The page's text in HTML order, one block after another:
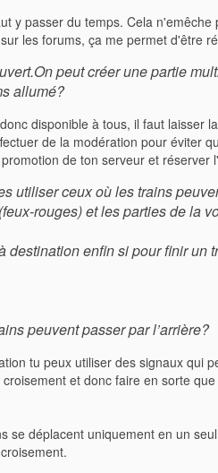
y passer du temps. Cela
les forums, ça me permet d'être
peut créer une partie
allumé?
disponible à tous, il faut laisser
de la modération pour éviter
de ton serveur et réserver
utiliser ceux où les trains
rouges) et les parties de la
destination enfin si pour finir un
peuvent passer par l’arrière?
tu peux utiliser des signaux qui
et donc faire en sorte
se déplacent uniquement en un